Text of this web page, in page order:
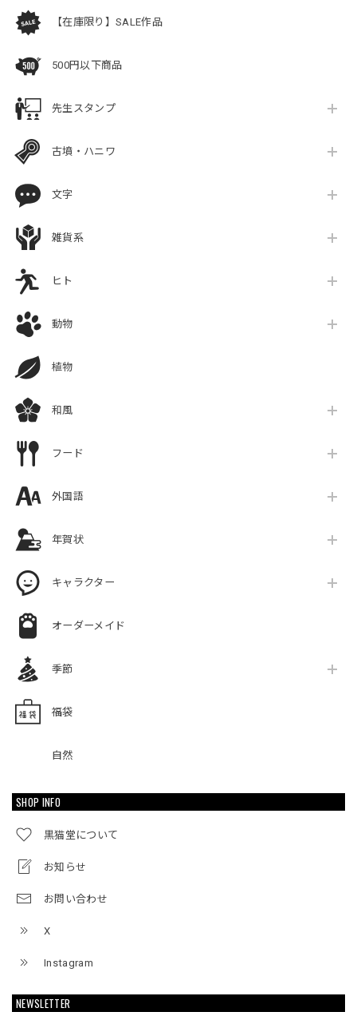
【在庫限り】SALE作品
500円以下商品
先生スタンプ
古墳・ハニワ
文字
雑貨系
ヒト
動物
植物
和風
フード
外国語
年賀状
キャラクター
オーダーメイド
季節
福袋
自然
SHOP INFO
黒猫堂について
お知らせ
お問い合わせ
X
Instagram
NEWSLETTER